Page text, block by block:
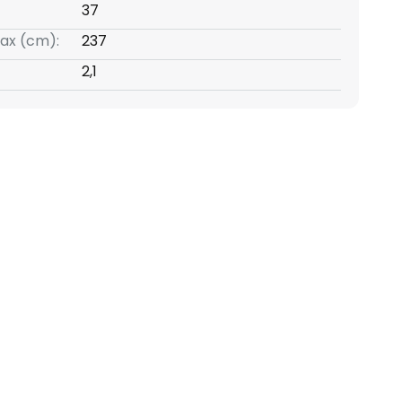
37
(cm):
237
2,1